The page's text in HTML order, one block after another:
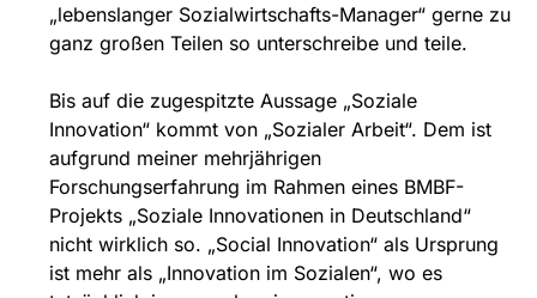
„lebenslanger Sozialwirtschafts-Manager“ gerne zu
ganz großen Teilen so unterschreibe und teile.
Bis auf die zugespitzte Aussage „Soziale
Innovation“ kommt von „Sozialer Arbeit“. Dem ist
aufgrund meiner mehrjährigen
Forschungserfahrung im Rahmen eines BMBF-
Projekts „Soziale Innovationen in Deutschland“
nicht wirklich so. „Social Innovation“ als Ursprung
ist mehr als „Innovation im Sozialen“, wo es